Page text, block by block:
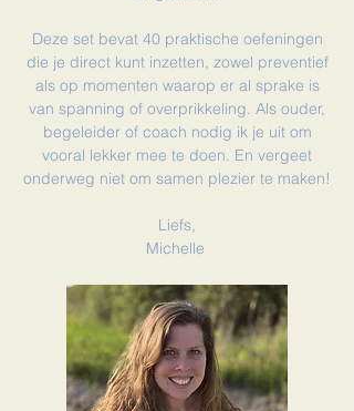
Deze set bevat 40 praktische oefeningen
die je direct kunt inzetten, zowel preventief
als op momenten waarop er al sprake is
van spanning of overprikkeling. Als ouder,
begeleider of coach nodig ik je uit om
vooral lekker mee te doen. En vergeet
onderweg niet om samen plezier te maken!
Liefs,
Michelle